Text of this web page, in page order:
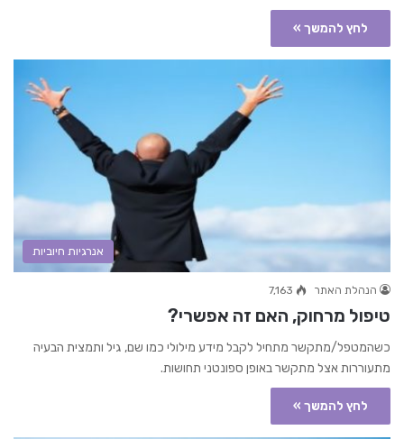
לחץ להמשך »
אנרגיות חיוביות
הנהלת האתר 7,163
טיפול מרחוק, האם זה אפשרי?
כשהמטפל/מתקשר מתחיל לקבל מידע מילולי כמו שם, גיל ותמצית הבעיה
מתעוררות אצל מתקשר באופן ספונטני תחושות.
לחץ להמשך »